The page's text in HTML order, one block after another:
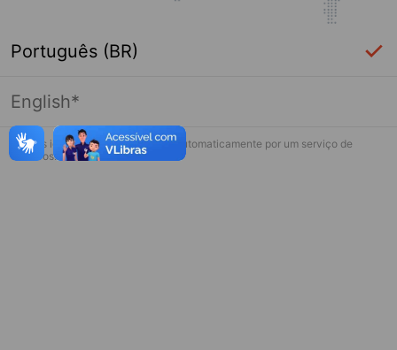
Página indisponível
Desculpe, algo deu errado. Faça login
Português (BR)
English*
* Esses idiomas serão traduzidos automaticamente por um serviço de
terceiros.